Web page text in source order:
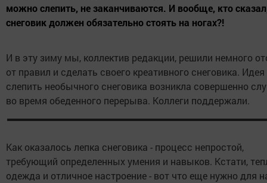
можно слепить, не заканчиваются. И вообще, кто
снеговик должен обязательно стоять на ногах?!
И в эту зиму мы, коллектив редакции, решили немного
от правил и сделать своего креативного снеговика. Идея
слепить необычного снеговика возникла совершенно
во время обеденного перерыва. Коллеги поддержали.
Как оказалось лепка снеговика - процесс непростой,
требующий определенных умения и навыков. Кстати,
одежда и отличное настроение - вот что еще нужно для